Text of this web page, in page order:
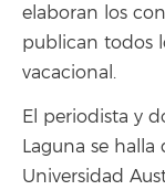
elaboran los
publican todos
vacacional.
El periodista y
Laguna se
Universidad